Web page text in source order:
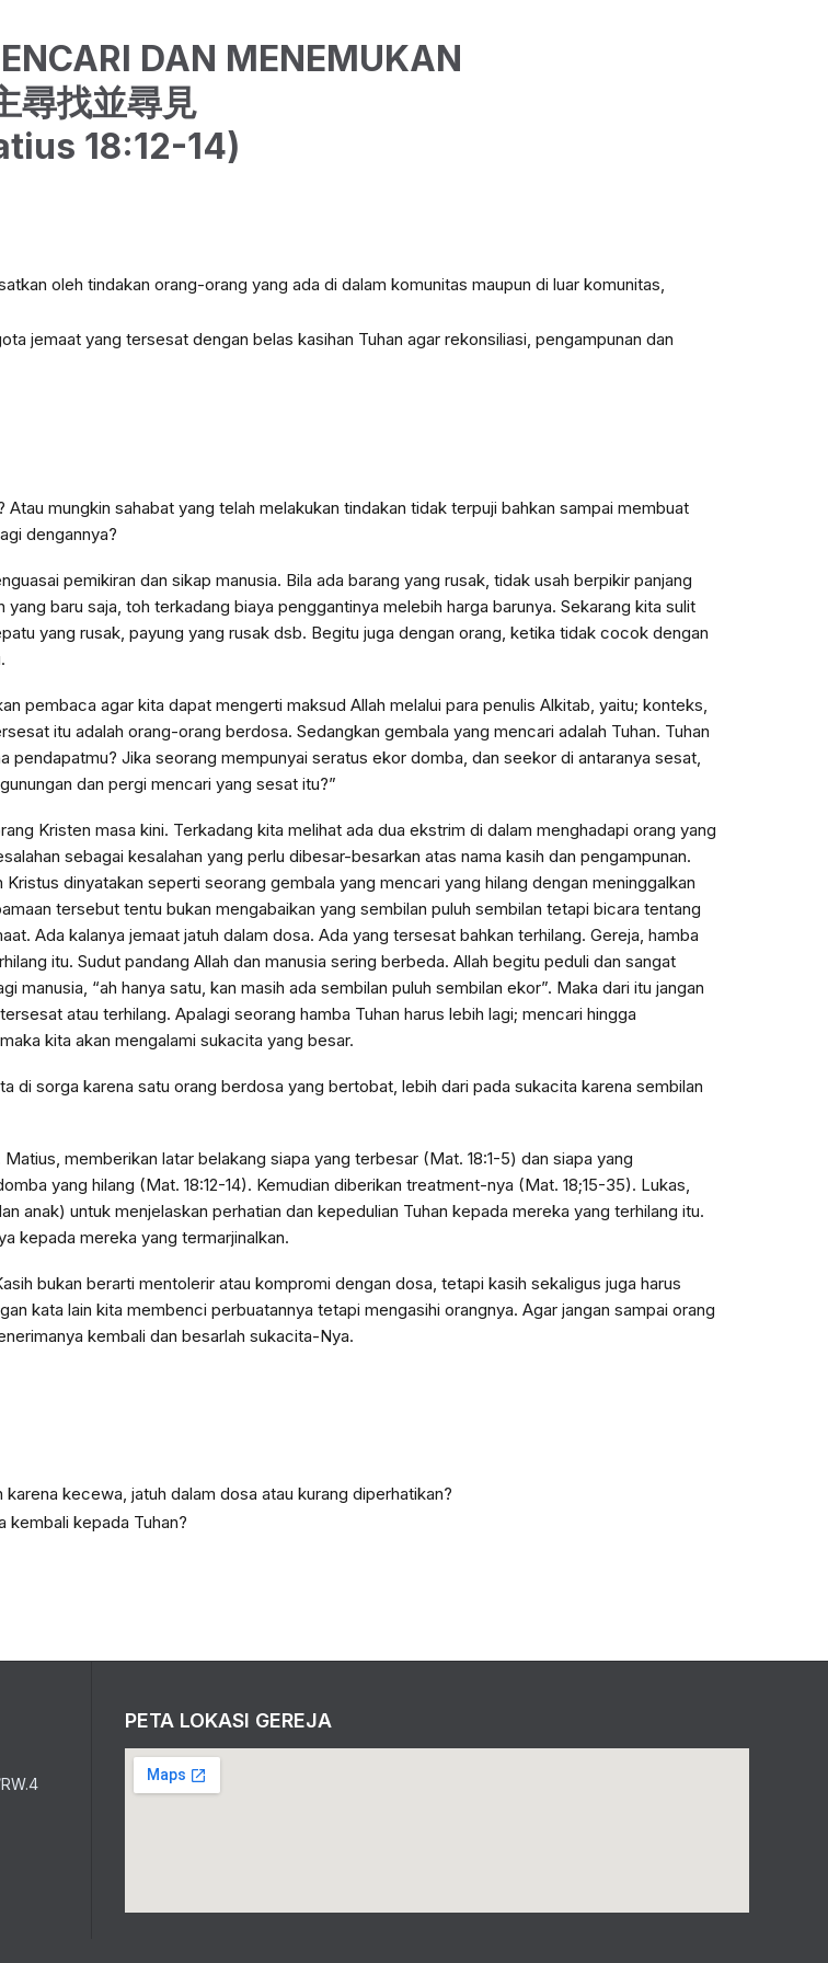
DAN MENEMUKAN
尋找並尋見
18:12-14)
oleh tindakan orang-orang yang ada di dalam komunitas maupun di luar komunitas,
jemaat yang tersesat dengan belas kasihan Tuhan agar rekonsiliasi, pengampunan dan
mungkin sahabat yang telah melakukan tindakan tidak terpuji bahkan sampai membuat
dengannya?
pemikiran dan sikap manusia. Bila ada barang yang rusak, tidak usah berpikir panjang
baru saja, toh terkadang biaya penggantinya melebih harga barunya. Sekarang kita sulit
yang rusak, payung yang rusak dsb. Begitu juga dengan orang, ketika tidak cocok dengan
pembaca agar kita dapat mengerti maksud Allah melalui para penulis Alkitab, yaitu; konteks,
itu adalah orang-orang berdosa. Sedangkan gembala yang mencari adalah Tuhan. Tuhan
pendapatmu? Jika seorang mempunyai seratus ekor domba, dan seekor di antaranya sesat,
dan pergi mencari yang sesat itu?”
Kristen masa kini. Terkadang kita melihat ada dua ekstrim di dalam menghadapi orang yang
sebagai kesalahan yang perlu dibesar-besarkan atas nama kasih dan pengampunan.
dinyatakan seperti seorang gembala yang mencari yang hilang dengan meninggalkan
tersebut tentu bukan mengabaikan yang sembilan puluh sembilan tetapi bicara tentang
Ada kalanya jemaat jatuh dalam dosa. Ada yang tersesat bahkan terhilang. Gereja, hamba
itu. Sudut pandang Allah dan manusia sering berbeda. Allah begitu peduli dan sangat
manusia, “ah hanya satu, kan masih ada sembilan puluh sembilan ekor”. Maka dari itu jangan
atau terhilang. Apalagi seorang hamba Tuhan harus lebih lagi; mencari hingga
kita akan mengalami sukacita yang besar.
di sorga karena satu orang berdosa yang bertobat, lebih dari pada sukacita karena sembilan
memberikan latar belakang siapa yang terbesar (Mat. 18:1-5) dan siapa yang
yang hilang (Mat. 18:12-14). Kemudian diberikan treatment-nya (Mat. 18;15-35). Lukas,
anak) untuk menjelaskan perhatian dan kepedulian Tuhan kepada mereka yang terhilang itu.
kepada mereka yang termarjinalkan.
bukan berarti mentolerir atau kompromi dengan dosa, tetapi kasih sekaligus juga harus
kata lain kita membenci perbuatannya tetapi mengasihi orangnya. Agar jangan sampai orang
kembali dan besarlah sukacita-Nya.
kecewa, jatuh dalam dosa atau kurang diperhatikan?
kembali kepada Tuhan?
PETA LOKASI GEREJA